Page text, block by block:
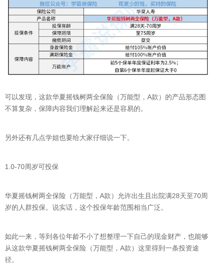
可以发现，这款华夏摇钱树两全保险（万能型，A款）的产品形态图
不算复杂，保障内容我们理解起来还是容易的。
另外还有几点学姐也要给大家仔细说一下。
1.0-70周岁可投保
华夏摇钱树两全保险（万能型，A款）允许出生且出院满28天至70周
岁的人群投保。说实话，这个投保年龄范围相当广泛。
如此一来，等到各位年龄不小了想整理一下自己的现金财产，也能够
从这款华夏摇钱树两全保险（万能型，A款）这里得到一条投资途
径。